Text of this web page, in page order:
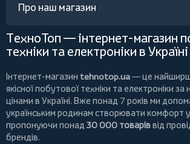
Про наш магазин
ТехноТоп — інтернет-магазин
техніки та електроніки в Україні
Інтернет-магазин tehnotop.ua— це
якісної побутової техніки та електроніки
цінами в Україні. Вже понад 7 років ми
українським родинам створювати комфорт у
пропонуючи понад 30 000 товаріввід
брендів.